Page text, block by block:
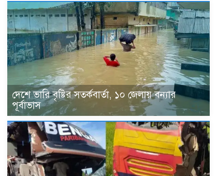
দেশে ভারি বৃষ্টির সতর্কবার্তা, ১০ জেলায় বন্যার
পূর্বাভাস